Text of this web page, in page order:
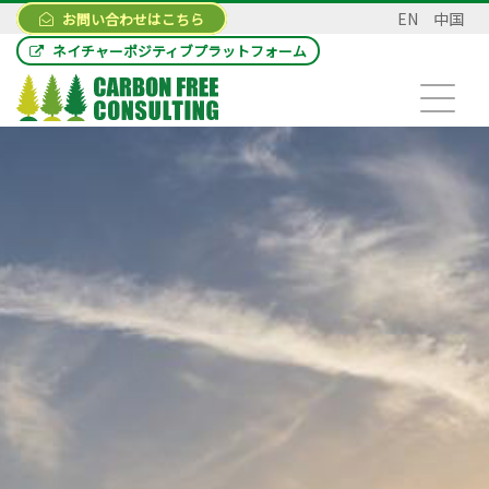
お問い合わせはこちら EN 中国
ネイチャーポジティブプラットフォーム